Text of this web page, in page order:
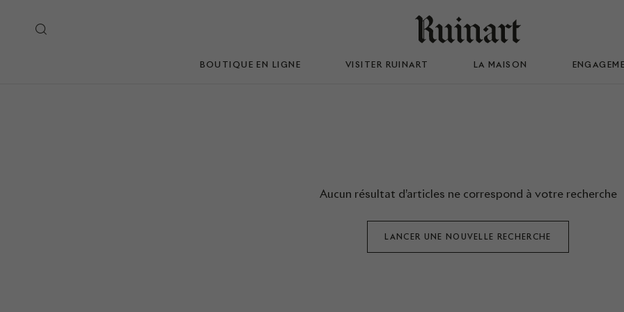
BOUTIQUE EN LIGNE VISITER RUINART LA MAISON
Aucun résultat d’articles ne correspond à votre recherche
LANCER UNE NOUVELLE RECHERCHE